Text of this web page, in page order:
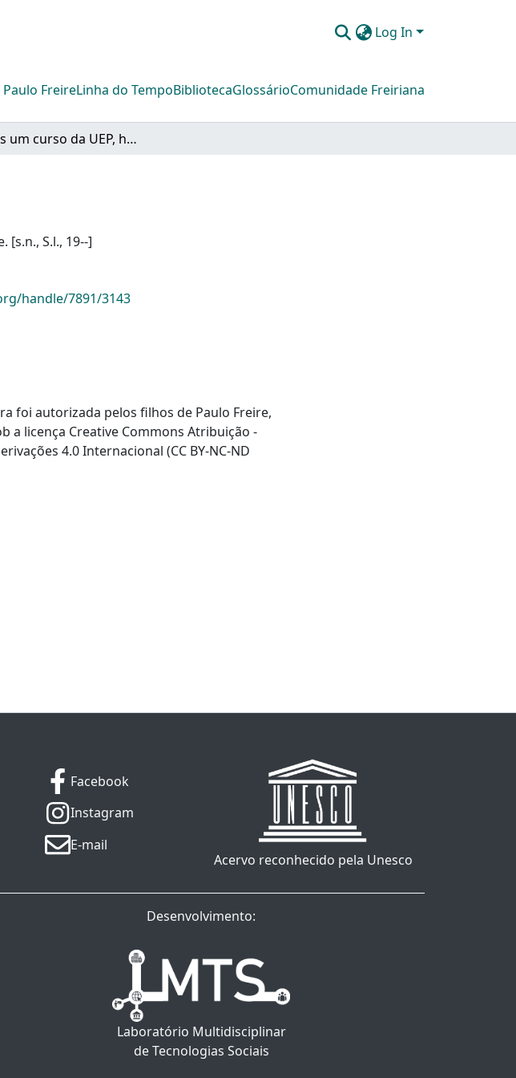
Log In
Paulo FreireLinha do TempoBibliotecaGlossárioComunidade Freiriana
Mais um curso da UEP, hoje
[s.n., S.l., 19--]
handle/7891/3143
foi autorizada pelos filhos de Paulo Freire,
a licença Creative Commons Atribuição -
4.0 Internacional (CC BY-NC-ND
Facebook
Instagram
E-mail
Acervo reconhecido pela Unesco
Desenvolvimento:
Laboratório Multidisciplinar
de Tecnologias Sociais